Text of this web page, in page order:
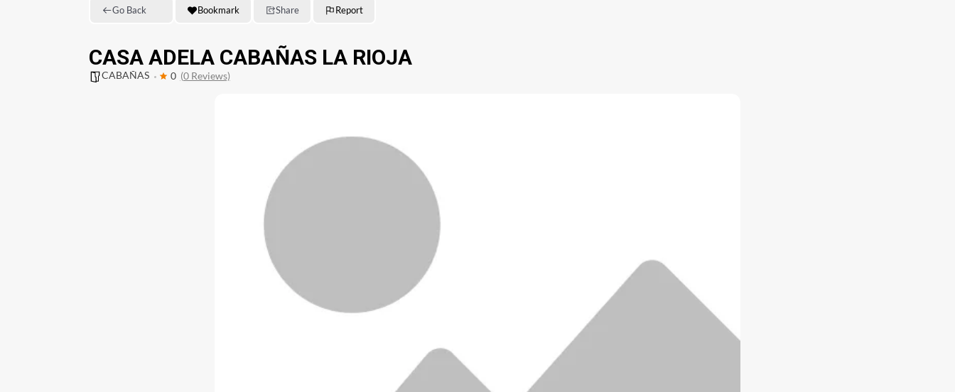
Go Back Bookmark Share Report
CASA ADELA CABAÑAS LA RIOJA
CABAÑAS 0 (0 Reviews)